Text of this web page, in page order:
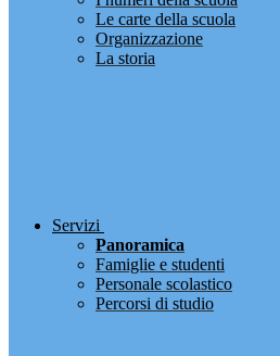
Le carte della scuola
Organizzazione
La storia
Servizi
Panoramica
Famiglie e studenti
Personale scolastico
Percorsi di studio